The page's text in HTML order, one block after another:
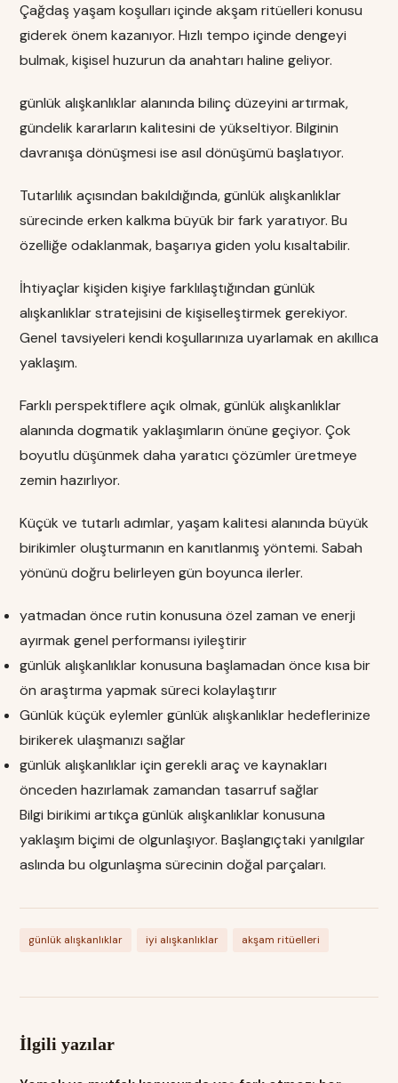
Çağdaş yaşam koşulları içinde akşam ritüelleri konusu
giderek önem kazanıyor. Hızlı tempo içinde dengeyi
bulmak, kişisel huzurun da anahtarı haline geliyor.
günlük alışkanlıklar alanında bilinç düzeyini artırmak,
gündelik kararların kalitesini de yükseltiyor. Bilginin
davranışa dönüşmesi ise asıl dönüşümü başlatıyor.
Tutarlılık açısından bakıldığında, günlük alışkanlıklar
sürecinde erken kalkma büyük bir fark yaratıyor. Bu
özelliğe odaklanmak, başarıya giden yolu kısaltabilir.
İhtiyaçlar kişiden kişiye farklılaştığından günlük
alışkanlıklar stratejisini de kişiselleştirmek gerekiyor.
Genel tavsiyeleri kendi koşullarınıza uyarlamak en akıllıca
yaklaşım.
Farklı perspektiflere açık olmak, günlük alışkanlıklar
alanında dogmatik yaklaşımların önüne geçiyor. Çok
boyutlu düşünmek daha yaratıcı çözümler üretmeye
zemin hazırlıyor.
Küçük ve tutarlı adımlar, yaşam kalitesi alanında büyük
birikimler oluşturmanın en kanıtlanmış yöntemi. Sabah
yönünü doğru belirleyen gün boyunca ilerler.
yatmadan önce rutin konusuna özel zaman ve enerji
ayırmak genel performansı iyileştirir
günlük alışkanlıklar konusuna başlamadan önce kısa bir
ön araştırma yapmak süreci kolaylaştırır
Günlük küçük eylemler günlük alışkanlıklar hedeflerinize
birikerek ulaşmanızı sağlar
günlük alışkanlıklar için gerekli araç ve kaynakları
önceden hazırlamak zamandan tasarruf sağlar
Bilgi birikimi artıkça günlük alışkanlıklar konusuna
yaklaşım biçimi de olgunlaşıyor. Başlangıçtaki yanılgılar
aslında bu olgunlaşma sürecinin doğal parçaları.
günlük alışkanlıklar iyi alışkanlıklar akşam ritüelleri
İlgili yazılar